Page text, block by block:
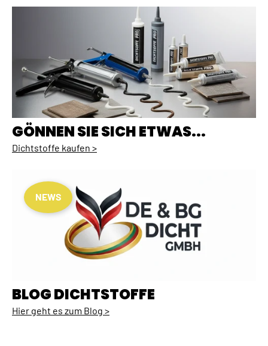
GÖNNEN SIE SICH ETWAS...
Dichtstoffe kaufen >
NEWS
BLOG DICHTSTOFFE
Hier geht es zum Blog >